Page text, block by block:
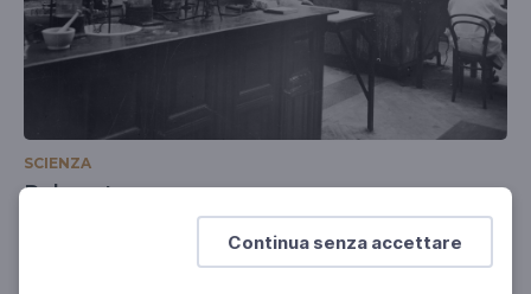
Continua senza accettare
SCIENZA
Polywater